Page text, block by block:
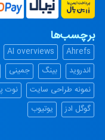
برچسب‌ها
Ahrefs
AI overviews
اندروید
بینگ جمینی
نمونه طراحی سایت
نوت
گوگل ادز
یوتیوب